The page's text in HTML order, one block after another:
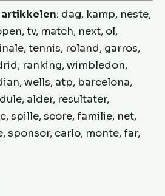
: dag, kamp, neste,
tv, match, next, ol,
tennis, roland, garros,
ranking, wimbledon,
wells, atp, barcelona,
alder, resultater,
spille, score, familie, net,
sponsor, carlo, monte, far,